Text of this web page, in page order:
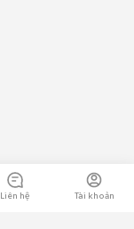
Liên hệ Tài khoản